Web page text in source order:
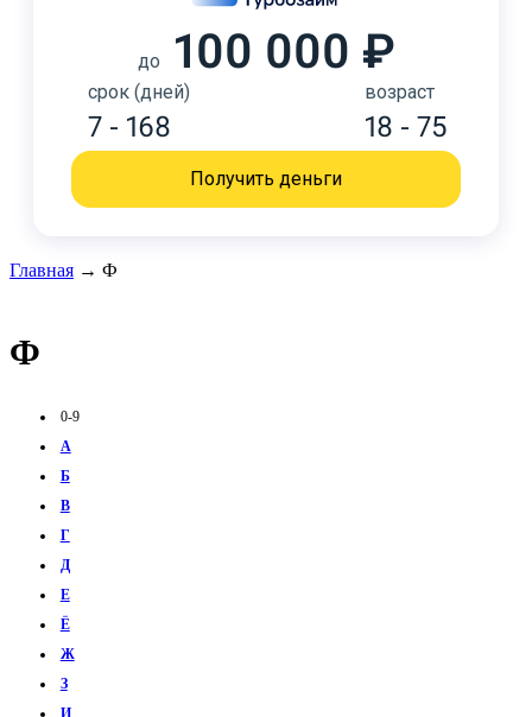
до 100 000 ₽
срок (дней)
7 - 168
возраст
18 - 75
Получить деньги
Главная → Ф
Ф
0-9
А
Б
В
Г
Д
Е
Ё
Ж
З
И